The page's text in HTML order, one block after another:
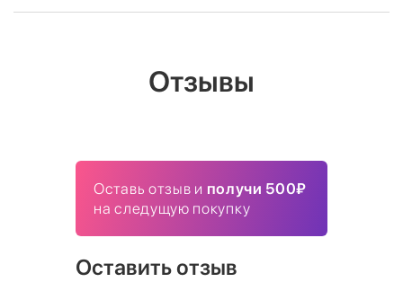
Отзывы
Оставь отзыв и получи 500₽
на следущую покупку
Оставить отзыв